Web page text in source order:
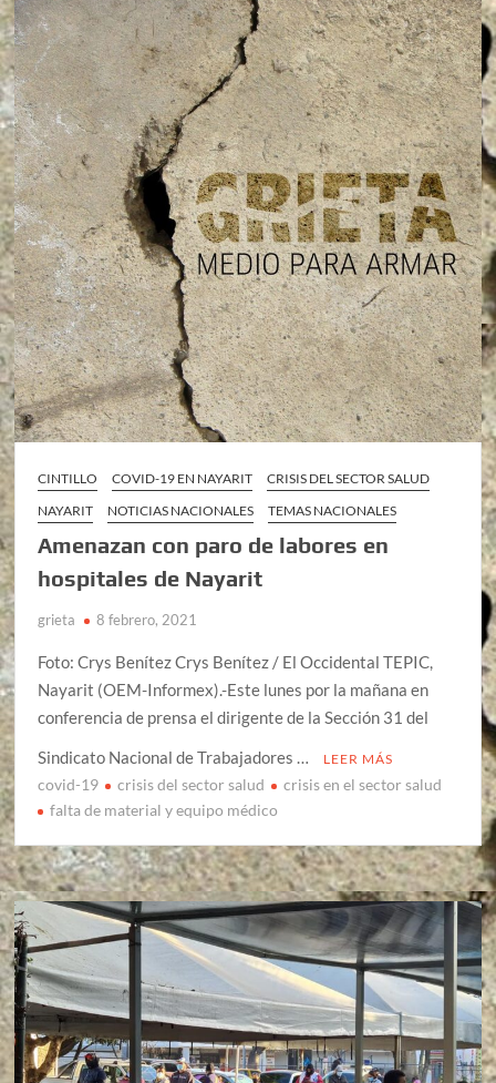
CINTILLO COVID-19 EN NAYARIT
CRISIS DEL SECTOR SALUD
NAYARIT
NOTICIAS NACIONALES TEMAS NACIONALES
Amenazan con paro de labores en
hospitales de Nayarit
grieta 8 febrero, 2021
Foto: Crys Benítez Crys Benítez / El Occidental TEPIC,
Nayarit (OEM-Informex).-Este lunes por la mañana en
conferencia de prensa el dirigente de la Sección 31 del
Sindicato Nacional de Trabajadores …
LEER MÁS
covid-19 crisis del sector salud
crisis en el sector salud
falta de material y equipo médico